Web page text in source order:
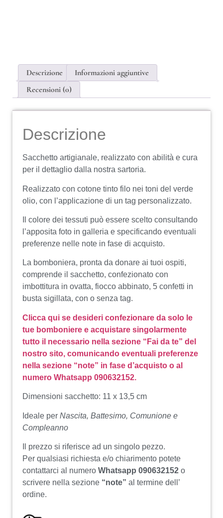
Descrizione
Informazioni aggiuntive
Recensioni (0)
Descrizione
Sacchetto artigianale, realizzato con abilità e cura
per il dettaglio dalla nostra sartoria.
Realizzato con cotone tinto filo nei toni del verde
olio, con l’applicazione di un tag personalizzato.
Il colore dei tessuti può essere scelto consultando
l’apposita foto in galleria e specificando eventuali
preferenze nelle note in fase di acquisto.
La bomboniera, pronta da donare ai tuoi ospiti,
comprende il sacchetto, confezionato con
imbottitura in ovatta, fiocco abbinato, 5 confetti in
busta sigillata, con o senza tag.
Clicca qui se desideri confezionare da solo le
tue bomboniere e acquistare singolarmente
tutto il necessario nella sezione “Fai da te” del
nostro sito, comunicando eventuali preferenze
nella sezione “note” in fase d’acquisto o al
numero Whatsapp 090632152.
Dimensioni sacchetto: 11 x 13,5 cm
Ideale per Nascita, Battesimo, Comunione e
Compleanno
Il prezzo si riferisce ad un singolo pezzo.
Per qualsiasi richiesta e/o chiarimento potete
contattarci al numero Whatsapp 090632152 o
scrivere nella sezione “note” al termine dell’
ordine.